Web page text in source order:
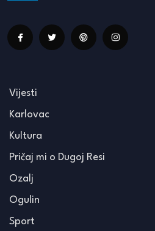
Vijesti
Karlovac
Kultura
Pričaj mi o Dugoj Resi
Ozalj
Ogulin
Sport